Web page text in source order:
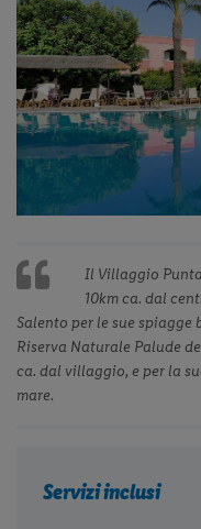
Previous
Slide
◀︎
Il Villaggio
10km ca. dal
Salento per le sue
Riserva Naturale Palude
ca. dal villaggio, e per la
mare.
Servizi inclusi